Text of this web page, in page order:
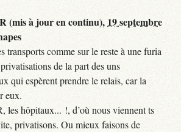
(mis à jour en continu), 19 septembre
transports comme sur le reste à une furia
de la part des uns
qui espèrent prendre le relais, car la
eux.
les hôpitaux... !, d’où nous viennent ts
privatisons. Ou mieux faisons de